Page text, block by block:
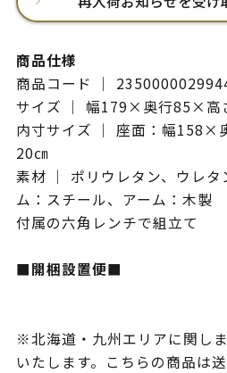
商品仕様
商品コード ｜
サイズ ｜ 幅179×奥行85×高
内寸サイズ ｜ 座面：幅158×
20㎝
素材 ｜ ポリウレタン、ウレタ
ム：スチール、アーム：木製
付属の六角レンチで組立て
■開梱設置便■
※北海道・九州エリアに関し
いたします。こちらの商品は